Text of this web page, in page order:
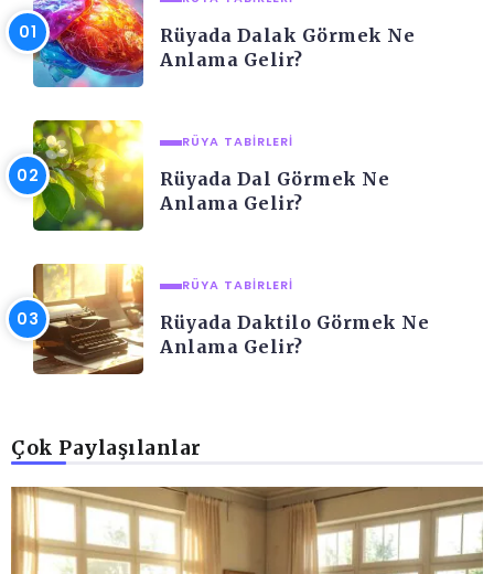
Rüyada Dalak Görmek Ne
Anlama Gelir?
RÜYA TABIRLERI
Rüyada Dal Görmek Ne
Anlama Gelir?
RÜYA TABIRLERI
Rüyada Daktilo Görmek Ne
Anlama Gelir?
Çok Paylaşılanlar